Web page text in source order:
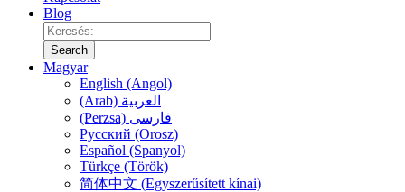
Blog
Search
Magyar
English (Angol)
(Arab) العربية
(Perzsa) فارسی
Русский (Orosz)
Español (Spanyol)
Türkçe (Török)
简体中文 (Egyszerűsített kínai)